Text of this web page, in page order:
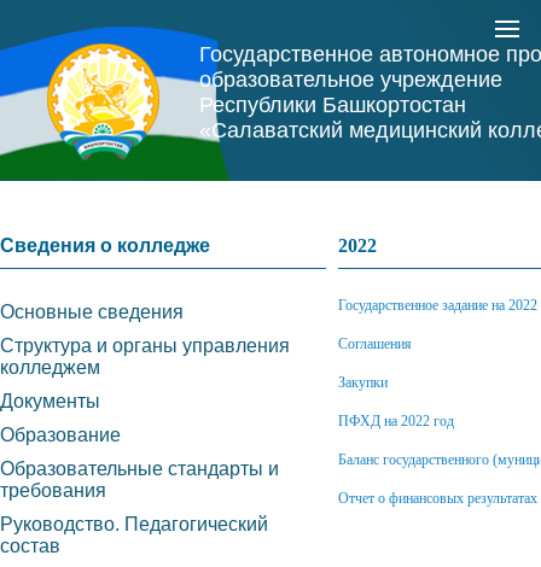
Государственное автономное
образовательное учреждение
Республики Башкортостан
«Салаватский медицинский
2022
Государственное задание на 2022
Соглашения
Закупки
ПФХД на 2022 год
Баланс государственного
Отчет о финансовых
Сведения о колледже
Основные сведения
Структура и органы управления
колледжем
Документы
Образование
Образовательные стандарты и
требования
Руководство. Педагогический
состав